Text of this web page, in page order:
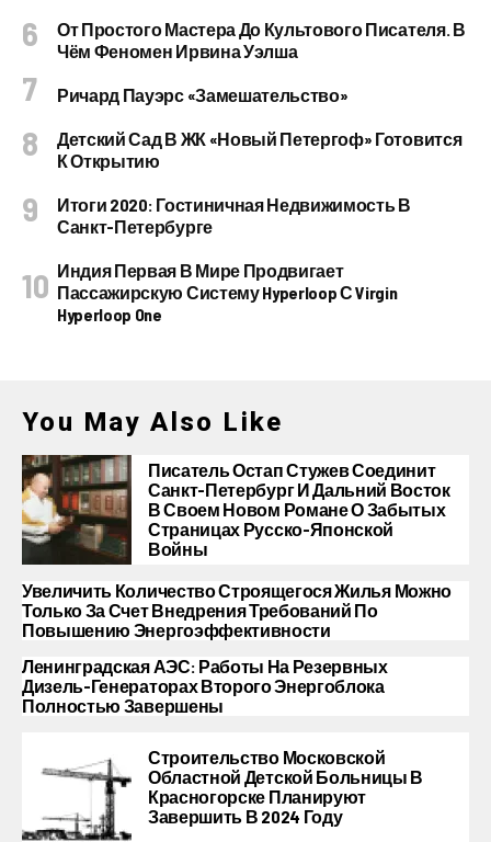
От Простого Мастера До Культового Писателя. В
Чём Феномен Ирвина Уэлша
Ричард Пауэрс «Замешательство»
Детский Сад В ЖК «Новый Петергоф» Готовится
К Открытию
Итоги 2020: Гостиничная Недвижимость В
Санкт-Петербурге
Индия Первая В Мире Продвигает
Пассажирскую Систему Hyperloop С Virgin
Hyperloop One
You May Also Like
Писатель Остап Стужев Соединит
Санкт-Петербург И Дальний Восток
В Своем Новом Романе О Забытых
Страницах Русско-Японской
Войны
Увеличить Количество Строящегося Жилья Можно
Только За Счет Внедрения Требований По
Повышению Энергоэффективности
Ленинградская АЭС: Работы На Резервных
Дизель-Генераторах Второго Энергоблока
Полностью Завершены
Строительство Московской
Областной Детской Больницы В
Красногорске Планируют
Завершить В 2024 Году